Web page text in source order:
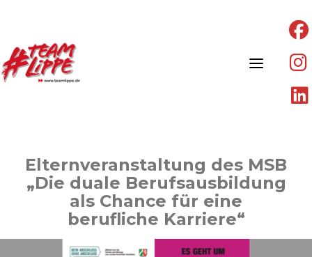
Elternveranstaltung des MSB
„Die duale Berufsausbildung
als Chance für eine
berufliche Karriere“